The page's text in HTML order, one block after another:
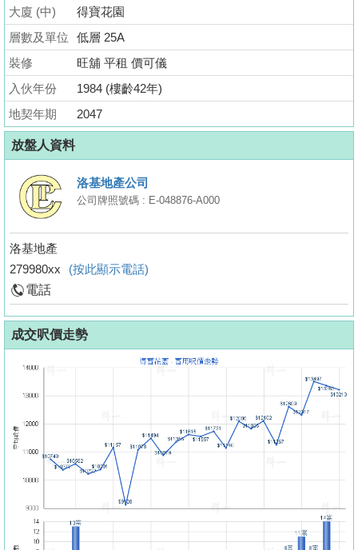
業
手
冊
關
於
我
們
大廈 (中)
得寶花園
層數及單位
低層 25A
裝修
旺舖 平租 價可儀
入伙年份
1984 (樓齡42年)
地契年期
2047
放盤人資料
洛基地產公司
公司牌照號碼 : E-048876-A000
洛基地產
279980xx
(按此顯示電話)
電話
成交呎價走勢